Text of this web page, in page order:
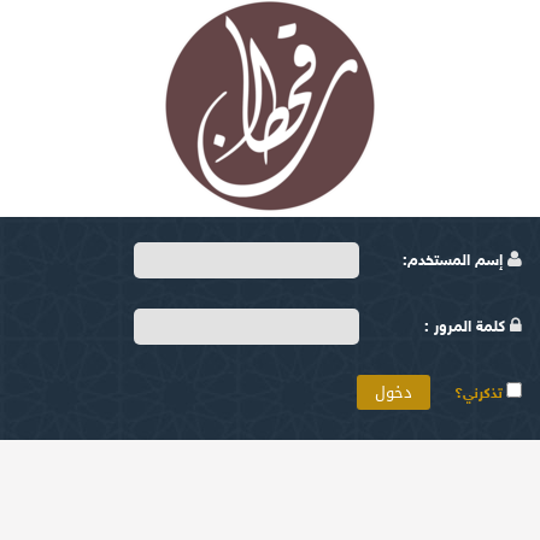
إسم المستخدم:
كلمة المرور :
تذكرني؟